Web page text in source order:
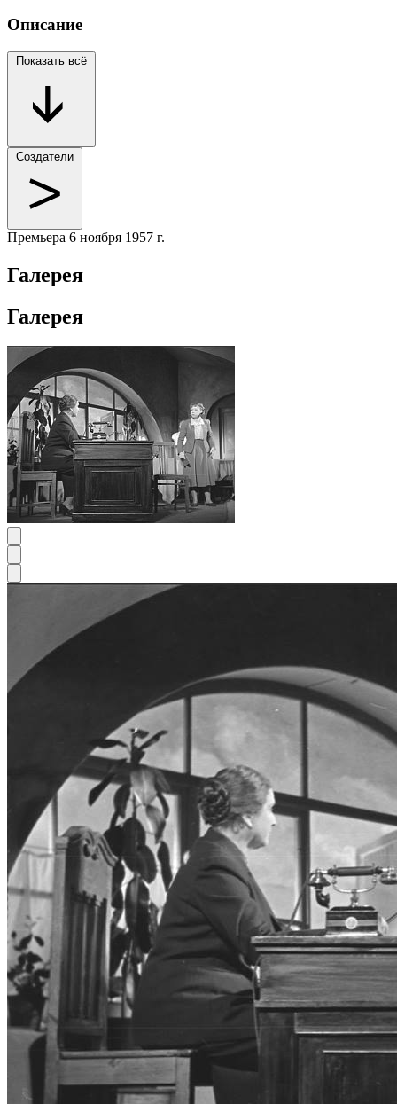
Описание
Показать всё
Создатели
Премьера 6 ноября 1957 г.
Галерея
Галерея